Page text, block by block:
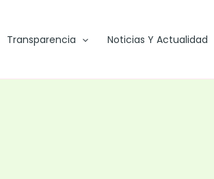
Transparencia Noticias Y Actualidad